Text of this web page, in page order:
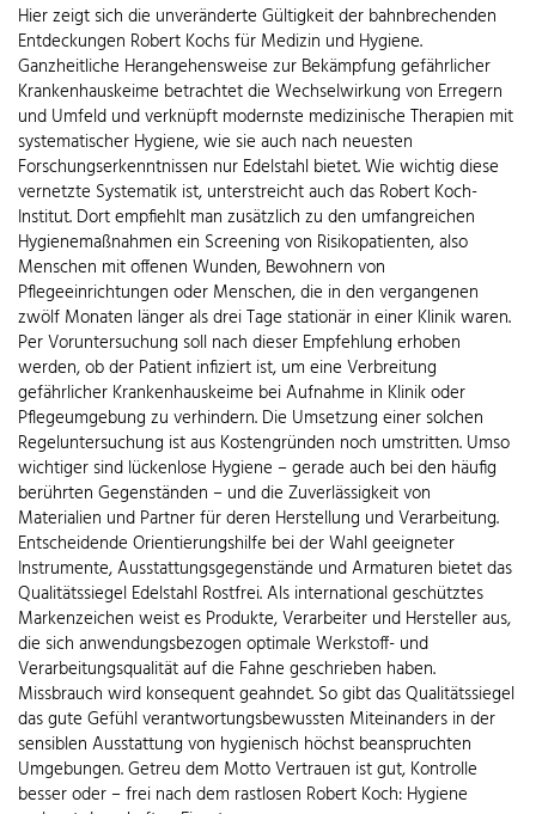
Hier zeigt sich die unveränderte Gültigkeit der bahnbrechenden
Entdeckungen Robert Kochs für Medizin und Hygiene.
Ganzheitliche Herangehensweise zur Bekämpfung gefährlicher
Krankenhauskeime betrachtet die Wechselwirkung von Erregern
und Umfeld und verknüpft modernste medizinische Therapien mit
systematischer Hygiene, wie sie auch nach neuesten
Forschungserkenntnissen nur Edelstahl bietet. Wie wichtig diese
vernetzte Systematik ist, unterstreicht auch das Robert Koch-
Institut. Dort empfiehlt man zusätzlich zu den umfangreichen
Hygienemaßnahmen ein Screening von Risikopatienten, also
Menschen mit offenen Wunden, Bewohnern von
Pflegeeinrichtungen oder Menschen, die in den vergangenen
zwölf Monaten länger als drei Tage stationär in einer Klinik waren.
Per Voruntersuchung soll nach dieser Empfehlung erhoben
werden, ob der Patient infiziert ist, um eine Verbreitung
gefährlicher Krankenhauskeime bei Aufnahme in Klinik oder
Pflegeumgebung zu verhindern. Die Umsetzung einer solchen
Regeluntersuchung ist aus Kostengründen noch umstritten. Umso
wichtiger sind lückenlose Hygiene – gerade auch bei den häufig
berührten Gegenständen – und die Zuverlässigkeit von
Materialien und Partner für deren Herstellung und Verarbeitung.
Entscheidende Orientierungshilfe bei der Wahl geeigneter
Instrumente, Ausstattungsgegenstände und Armaturen bietet das
Qualitätssiegel Edelstahl Rostfrei. Als international geschütztes
Markenzeichen weist es Produkte, Verarbeiter und Hersteller aus,
die sich anwendungsbezogen optimale Werkstoff- und
Verarbeitungsqualität auf die Fahne geschrieben haben.
Missbrauch wird konsequent geahndet. So gibt das Qualitätssiegel
das gute Gefühl verantwortungsbewussten Miteinanders in der
sensiblen Ausstattung von hygienisch höchst beanspruchten
Umgebungen. Getreu dem Motto Vertrauen ist gut, Kontrolle
besser oder – frei nach dem rastlosen Robert Koch: Hygiene